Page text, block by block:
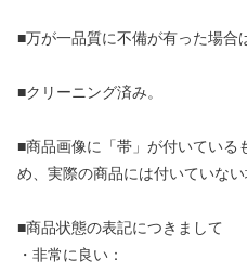
■万が一品質に不備が有った場合
■クリーニング済み。
■商品画像に「帯」が付いている
め、実際の商品には付いていない
■商品状態の表記につきまして
・非常に良い：